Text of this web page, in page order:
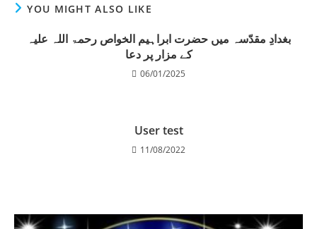
YOU MIGHT ALSO LIKE
بغدادِ مقدّسہ میں حضرت ابراہیم الخواص رحمۃ اللہ علیہ
کے مزار پر دعا
06/01/2025
User test
11/08/2022